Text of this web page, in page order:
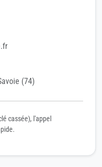
(74)
cassée), l'appel